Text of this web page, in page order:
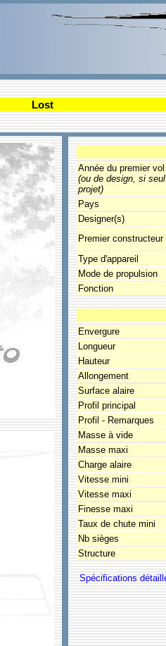
Lost
Année du premier vol
(ou de design, si seul
projet)
Pays
Designer(s)
Premier constructeur
Type d'appareil
Mode de propulsion
Fonction
Envergure
Longueur
Hauteur
Allongement
Surface alaire
Profil principal
Profil - Remarques
Masse à vide
Masse maxi
Charge alaire
Vitesse mini
Vitesse maxi
Finesse maxi
Taux de chute mini
Nb sièges
Structure